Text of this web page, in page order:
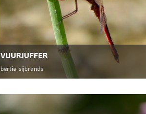
VUURJUFFER
bertie_sijbrands